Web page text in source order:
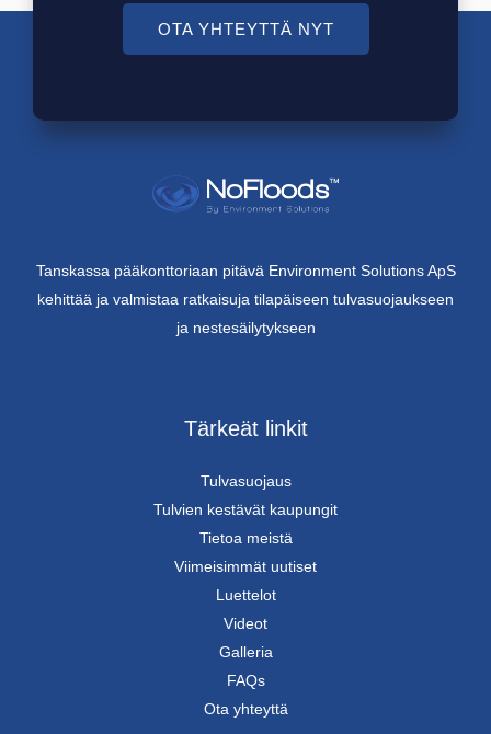
OTA YHTEYTTÄ NYT
Tanskassa pääkonttoriaan pitävä Environment Solutions ApS
kehittää ja valmistaa ratkaisuja tilapäiseen tulvasuojaukseen
ja nestesäilytykseen
Tärkeät linkit
Tulvasuojaus
Tulvien kestävät kaupungit
Tietoa meistä
Viimeisimmät uutiset
Luettelot
Videot
Galleria
FAQs
Ota yhteyttä